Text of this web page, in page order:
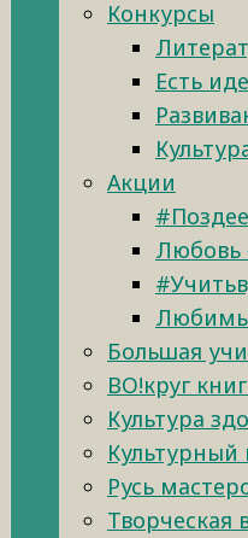
Конкурсы
Есть
Акции
Любовь
Большая
ВО!круг
Культура
Культурный
Русь
Творческая